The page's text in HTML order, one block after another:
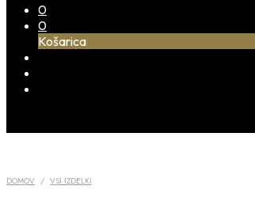
0
0
Košarica
DOMOV / VSI IZDELKI